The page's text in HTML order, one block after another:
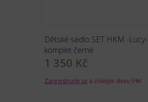
Dětské sedlo SET HKM -Lucy-
komplet černé
1 350 Kč
Zaregistrujte se a získejte slevu 5%!